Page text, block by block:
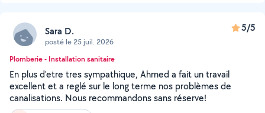
Sara D.
posté le 25 juil. 2026
5/5
Plomberie - Installation sanitaire
En plus d'etre tres sympathique, Ahmed a fait un travail
excellent et a reglé sur le long terme nos problèmes de
canalisations. Nous recommandons sans réserve!